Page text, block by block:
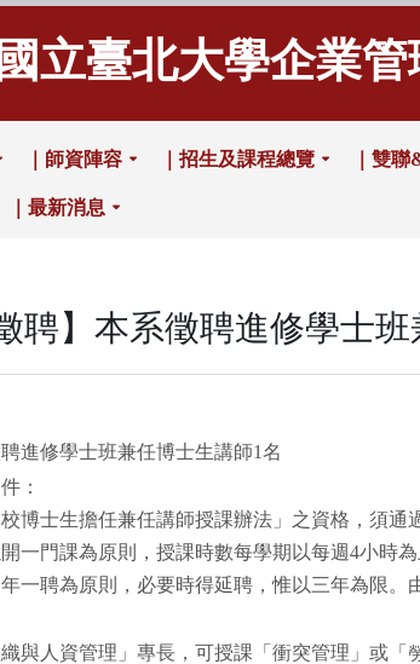
國立臺北大學企業
｜師資陣容 ｜招生及課程總覽 ｜雙
｜最新消息
聘】本系徵聘進修學士
進修學士班兼任博士生講師1名
：
校博士生擔任兼任講師授課辦法」之資格，須
開一門課為原則，授課時數每學期以每週4小時
年一聘為原則，必要時得延聘，惟以三年為限。
與人資管理」專長，可授課「衝突管理」或「